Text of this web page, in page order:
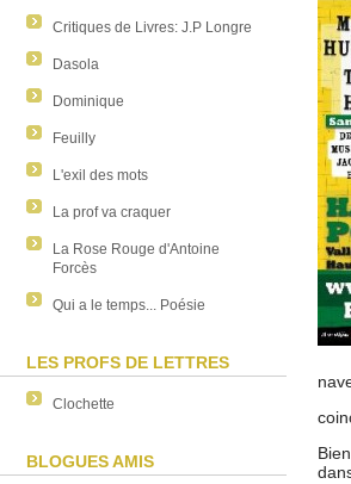
Critiques de Livres: J.P Longre
Dasola
Dominique
Feuilly
L'exil des mots
La prof va craquer
La Rose Rouge d'Antoine
Forcès
Qui a le temps... Poésie
LES PROFS DE LETTRES
Clochette
BLOGUES AMIS